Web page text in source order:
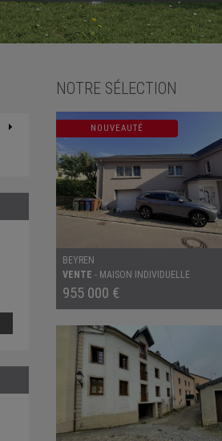
NOTRE SÉLECTION
NOUVEAUTÉ
BEYREN
VENTE - MAISON INDIVIDUELLE
955 000 €